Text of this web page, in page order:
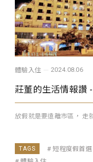
體驗入住 2024.08.06
放假就是要遠離市區， 走
短程度假首選